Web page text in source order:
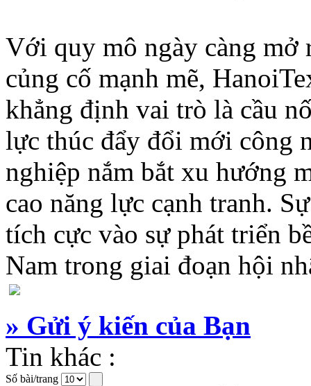
Với quy mô ngày càng mở
củng cố mạnh mẽ,
khẳng định vai trò là cầu
lực thúc đẩy đổi mới công
nghiệp nắm bắt xu hướng
cao năng lực cạnh tranh.
tích cực vào sự phát triển
Nam trong giai đoạn hội
» Gửi ý kiến của Bạn
Tin khác :
Số bài/trang